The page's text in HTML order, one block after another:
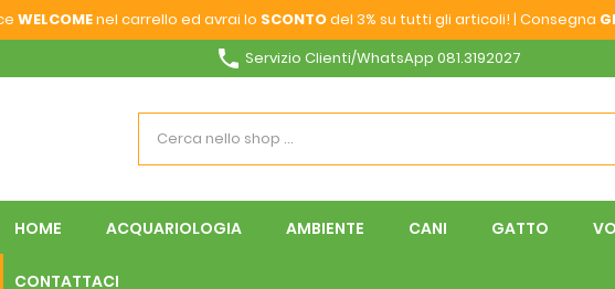
WELCOMEnel carrello ed avrai lo SCONTOdel 3% su tutti gli articoli! | Consegna
phone Servizio Clienti/WhatsApp 081.3192027
HOME ACQUARIOLOGIA AMBIENTE CANI GATTO
CONTATTACI